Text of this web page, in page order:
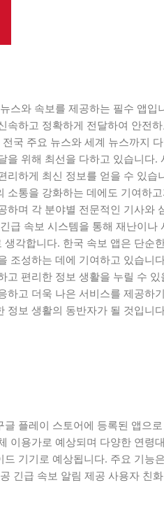
스와 속보를 제공하는 필수 앱입
속하고 정확하게 전달하여 안전
국 주요 뉴스와 세계 뉴스까지
을 위해 최선을 다하고 있습니다.
리하게 최신 정보를 얻을 수 있습
소통을 강화하는 데에도 기여하
하며 각 분야별 전문적인 기사와
급 속보 시스템을 통해 재난이나
각합니다. 한국 속보 앱은 단순
조성하는 데에 기여하고 있습니
고 편리한 정보 생활을 누릴 수
하고 더욱 나은 서비스를 제공하
정보 생활의 동반자가 될 것입니
플레이 스토어에 등록된 앱으
이용가로 예상되며 다양한 연령
기기로 예상됩니다. 주요 기능
긴급 속보 알림 제공 사용자 친